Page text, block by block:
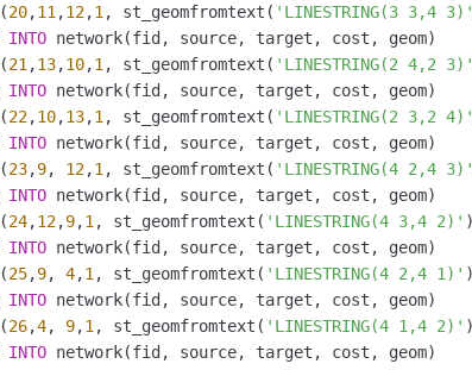
(20,11 ,12,1 , st_geomfromtext( 'LINESTRING(3 3,4 3)'
INTO
(21 ,13,10,1 , st_geomfromtext( 'LINESTRING(2 4,2 3)'
INTO
(22,10,13,1 , st_geomfromtext( 'LINESTRING(2 3,2 4)'
INTO
(23,9, 12,1 , st_geomfromtext( 'LINESTRING(4 2,4 3)'
INTO
(24,12,9,1 , st_geomfromtext( 'LINESTRING(4 3,4 2)'
INTO
(25,9, 4,1 , st_geomfromtext( 'LINESTRING(4 2,4 1)'
INTO
(26,4, 9,1 , st_geomfromtext( 'LINESTRING(4 1,4 2)'
INTO